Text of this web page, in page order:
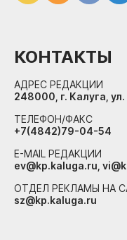
КОНТАКТЫ
АДРЕС РЕДАКЦИИ
248000, г. Калуга,
ТЕЛЕФОН/ФАКС
+7(4842)79-04-54
E-MAIL РЕДАКЦИИ
ev@kp.kaluga.ru,
ОТДЕЛ РЕКЛАМЫ НА
sz@kp.kaluga.ru